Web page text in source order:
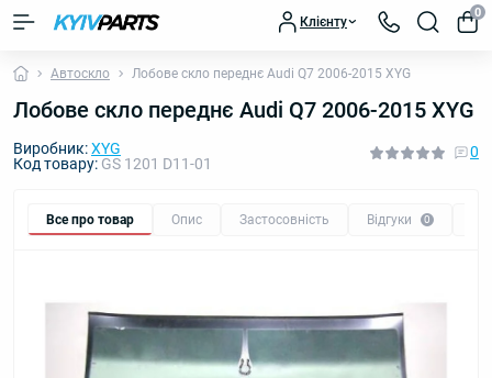
Клієнту
0
Автоскло Лобове скло переднє Audi Q7 2006-2015 XYG
Лобове скло переднє Audi Q7 2006-2015 XYG
Виробник:XYG
Код товару: GS 1201 D11-01
0
Все про товар Опис Застосовність Відгуки 0